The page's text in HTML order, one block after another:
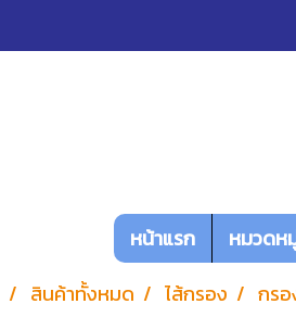
หน้าแรก หมวดห
สินค้าทั้งหมด ไส้กรอง กร